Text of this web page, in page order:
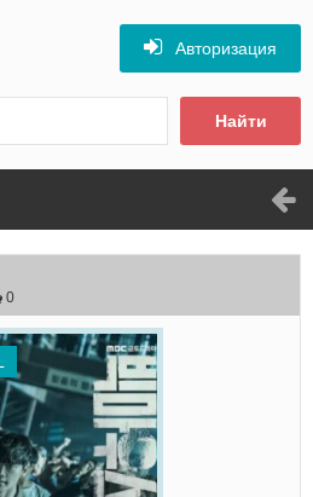
Найти
Авторизация
0